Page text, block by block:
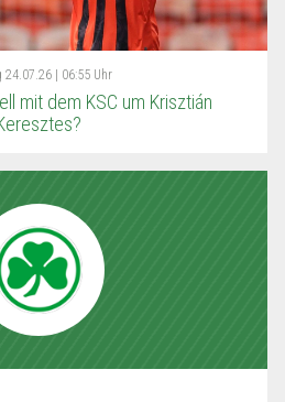
24.07.26 | 06:55 Uhr
mit dem KSC um Krisztián